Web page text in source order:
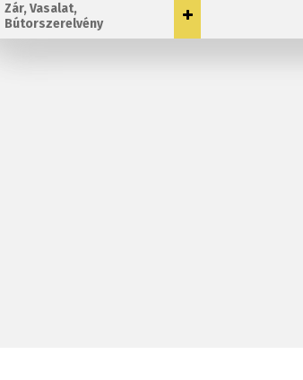
Zár, Vasalat,
Bútorszerelvény